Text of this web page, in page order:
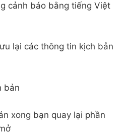
cảnh báo bằng tiếng Việt
lại các thông tin kịch bản
bản
xong bạn quay lại phần